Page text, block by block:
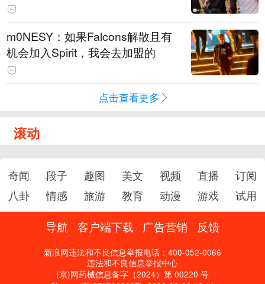
m0NESY：如果Falcons解散且有
机会加入Spirit，我会去加盟的
点击查看更多
滚动
奇闻 段子 趣图 美文 视频 直播
订阅
八卦
情感 旅游 教育 动漫 游戏 试用
导航 客户端下载 广告营销 反馈
新浪网违法和不良信息举报电话：400-052-0066
违法和不良信息举报中心
(京)网药械信息备字（2024）第 00220 号